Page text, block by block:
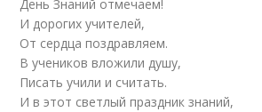
День Знаний отмечаем!
И дорогих учителей,
От сердца поздравляем.
В учеников вложили душу,
Писать учили и считать.
И в этот светлый праздник знаний,